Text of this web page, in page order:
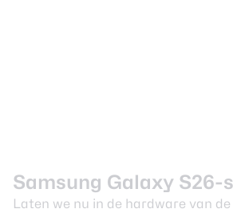
Samsung Galaxy
Laten we nu in de hardware van